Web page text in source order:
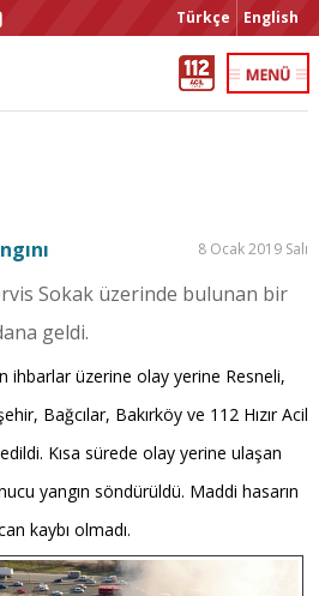
Türkçe English
8 Ocak 2019 Salı
Sokak üzerinde bulunan bir
geldi.
ihbarlar üzerine olay yerine Resneli,
Bağcılar, Bakırköy ve 112 Hızır Acil
Kısa sürede olay yerine ulaşan
yangın söndürüldü. Maddi hasarın
kaybı olmadı.